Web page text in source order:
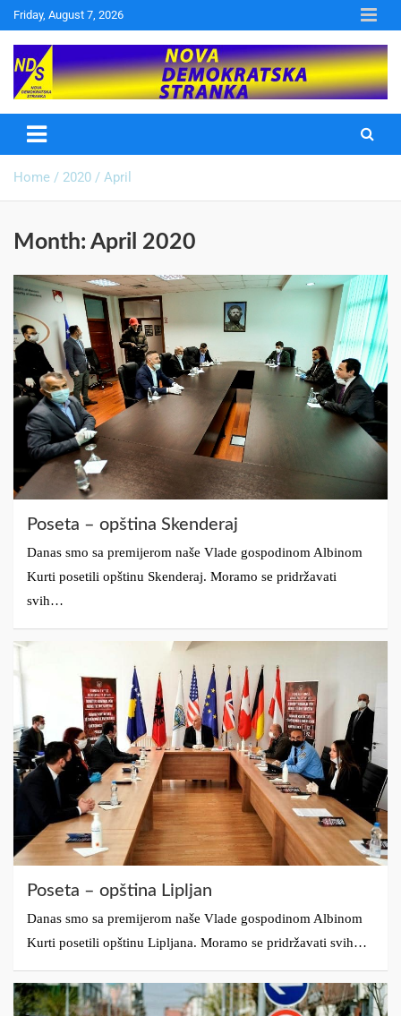
Friday, August 7, 2026
Nova Demokratska Stranka
Home 2020 April
Month: April 2020
Poseta – opština Skenderaj
Danas smo sa premijerom naše Vlade gospodinom Albinom
Kurti posetili opštinu Skenderaj. Moramo se pridržavati
svih…
Poseta – opština Lipljan
Danas smo sa premijerom naše Vlade gospodinom Albinom
Kurti posetili opštinu Lipljana. Moramo se pridržavati svih…